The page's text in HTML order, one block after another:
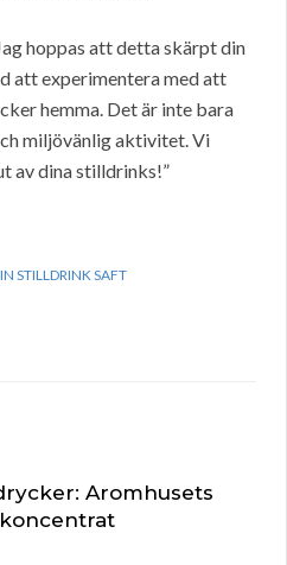
hoppas att detta skärpt din
att experimentera med att
hemma. Det är inte bara
miljövänlig aktivitet. Vi
av dina stilldrinks!”
STILLDRINK SAFT
Aromhusets